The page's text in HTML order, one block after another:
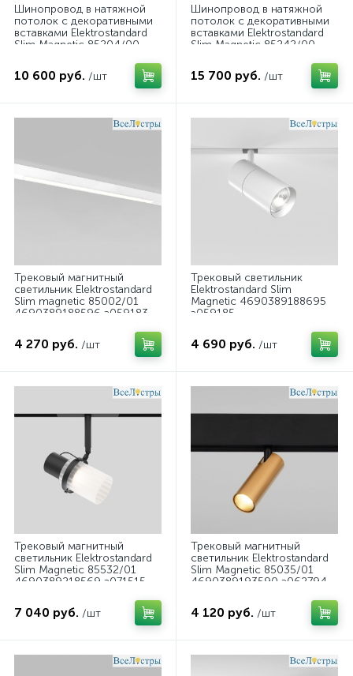
Шинопровод в натяжной
потолок с декоративными
вставками Elektrostandard
Slim Magnetic 85204/00
10 600 руб. /шт
Шинопровод в натяжной
потолок с декоративными
вставками Elektrostandard
Slim Magnetic 85242/00
15 700 руб. /шт
Трековый магнитный
светильник Elektrostandard
Slim magnetic 85002/01
4690389188596 a059183
4 270 руб. /шт
Трековый светильник
Elektrostandard Slim
Magnetic 4690389188695
a059185
4 690 руб. /шт
Трековый магнитный
светильник Elektrostandard
Slim Magnetic 85532/01
4690389218569 a071515
7 040 руб. /шт
Трековый магнитный
светильник Elektrostandard
Slim Magnetic 85035/01
4690389193590 a062794
4 120 руб. /шт